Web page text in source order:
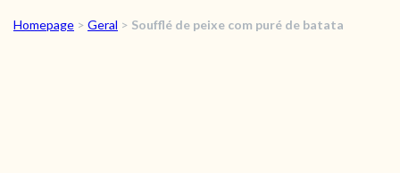
RECEITAS
Homepage > Geral > Soufflé de peixe com puré de batata